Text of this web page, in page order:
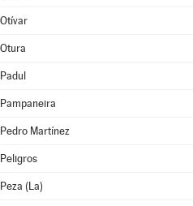
Otívar
Otura
Padul
Pampaneira
Pedro Martínez
Peligros
Peza (La)